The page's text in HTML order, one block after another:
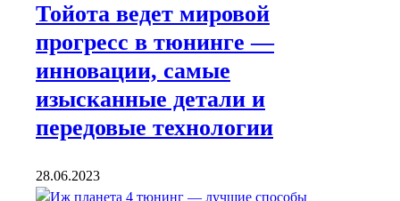
Тойота ведет мировой
прогресс в тюнинге —
инновации, самые
изысканные детали и
передовые технологии
28.06.2023